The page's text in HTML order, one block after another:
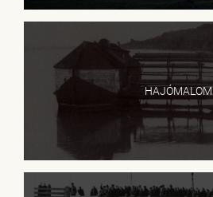
HAJÓMALOM